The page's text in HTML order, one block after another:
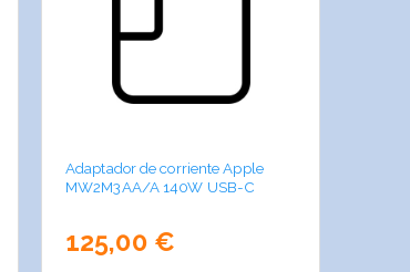
Adaptador de corriente Apple
MW2M3AA/A 140W USB-C
125,00 €